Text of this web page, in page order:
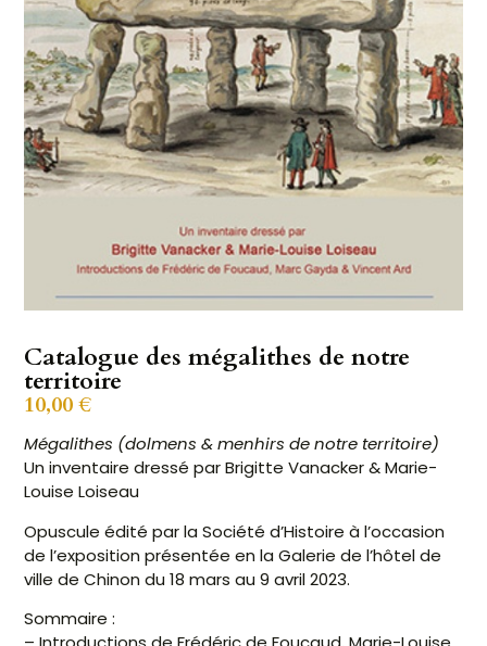
Catalogue des mégalithes de notre
territoire
10,00€
Mégalithes (dolmens & menhirs de notre territoire)
Un inventaire dressé par Brigitte Vanacker & Marie-
Louise Loiseau
Opuscule édité par la Société d’Histoire à l’occasion
de l’exposition présentée en la Galerie de l’hôtel de
ville de Chinon du 18 mars au 9 avril 2023.
Sommaire :